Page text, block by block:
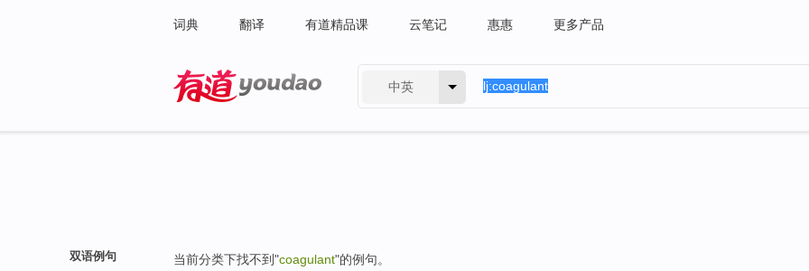
词典 翻译 有道精品课 云笔记 惠惠 更多产品
中英
双语例句 当前分类下找不到"coagulant"的例句。